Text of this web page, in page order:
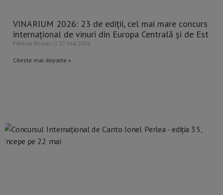
VINARIUM 2026: 23 de ediții, cel mai mare concurs
internațional de vinuri din Europa Centrală și de Est
Patricia Stoian 27 mai 2026
Citeste mai departe »